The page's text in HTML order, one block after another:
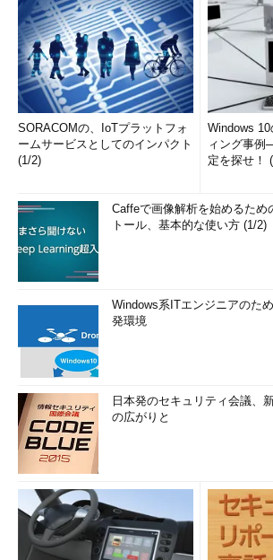
SORACOMの、IoTプラットフォ
ームサービスとしてのインパクト
(1/2)
Windows
ィング事例
定を探せ！
Caffeで画像解析を始めるため
トール、基本的な使い方 (1/2)
Windows系ITエンジニアのた
発環境
日本発のセキュリティ会議、
の広がりと